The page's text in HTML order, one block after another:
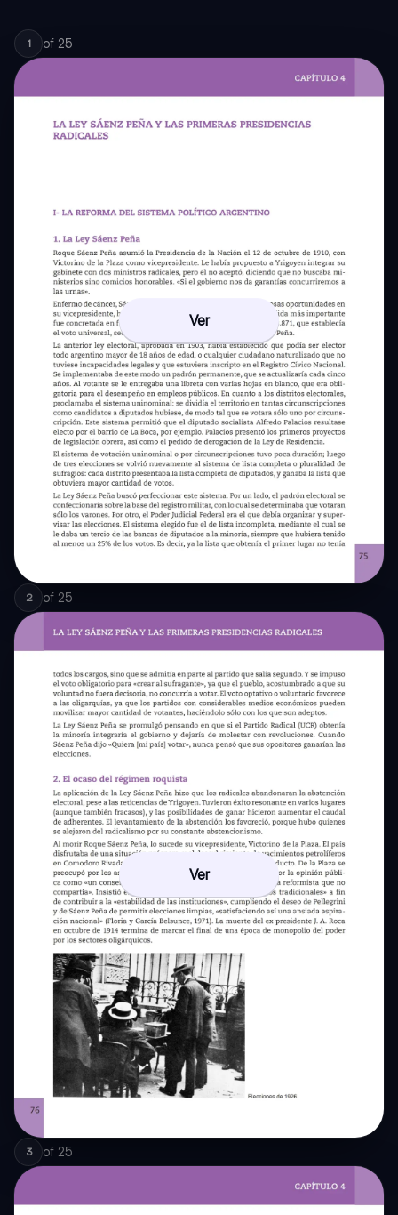
1 of 25
Ver
2 of 25
Ver
3 of 25